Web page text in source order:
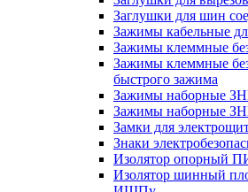
Заглушки для шин
Зажимы кабельные
Зажимы клеммные
Зажимы клеммные
быстрого зажима
Зажимы наборные
Зажимы наборные
Замки для
Знаки
Изолятор опорный
Изолятор шинный